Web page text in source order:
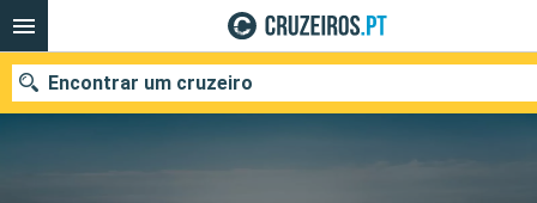
Encontrar um cruzeiro